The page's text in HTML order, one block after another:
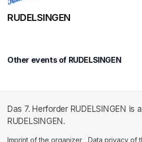
RUDELSINGEN
Other events of RUDELSINGEN
Das 7. Herforder RUDELSINGEN is
RUDELSINGEN.
Imprint of the organizer (opens in a new
Data privacy of